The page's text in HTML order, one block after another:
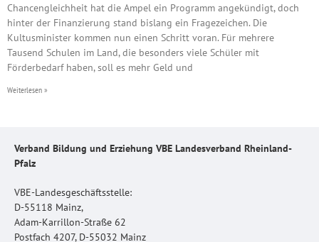
Chancengleichheit hat die Ampel ein Programm angekündigt, doch
hinter der Finanzierung stand bislang ein Fragezeichen. Die
Kultusminister kommen nun einen Schritt voran. Für mehrere
Tausend Schulen im Land, die besonders viele Schüler mit
Förderbedarf haben, soll es mehr Geld und
Weiterlesen »
Verband Bildung und Erziehung VBE Landesverband Rheinland-
Pfalz
VBE-Landesgeschäftsstelle:
D-55118 Mainz,
Adam-Karrillon-Straße 62
Postfach 4207, D-55032 Mainz